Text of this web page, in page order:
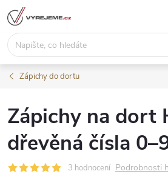
Přejít
na
obsah
Zápichy do dortu
Zápichy na dort
dřevěná čísla
3 hodnocení Podrobnosti